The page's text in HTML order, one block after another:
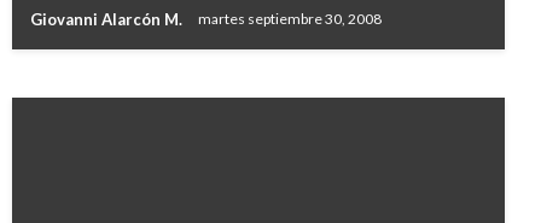
Giovanni Alarcón M. martes septiembre 30, 2008